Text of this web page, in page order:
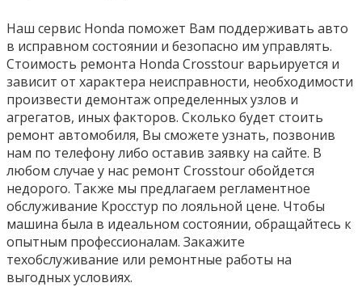
Наш сервис Honda поможет Вам поддерживать авто
в исправном состоянии и безопасно им управлять.
Стоимость ремонта Honda Crosstour варьируется и
зависит от характера неисправности, необходимости
произвести демонтаж определенных узлов и
агрегатов, иных факторов. Сколько будет стоить
ремонт автомобиля, Вы сможете узнать, позвонив
нам по телефону либо оставив заявку на сайте. В
любом случае у нас ремонт Crosstour обойдется
недорого. Также мы предлагаем регламентное
обслуживание Кросстур по лояльной цене. Чтобы
машина была в идеальном состоянии, обращайтесь к
опытным профессионалам. Закажите
техобслуживание или ремонтные работы на
выгодных условиях.